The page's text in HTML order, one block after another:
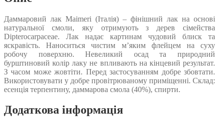
Даммаровий лак Maimeri (Італія) – фінішний лак на основі
натуральної смоли, яку отримують з дерев сімейства
Dipterocarpaceae. Лак надає картинам чудовий блиск та
яскравість. Наноситься чистим м’яким флейцем на суху
робочу поверхню. Невеликий осад та природний
бурштиновий колір лаку не впливають на кінцевий результат.
З часом може жовтіти. Перед застосуванням добре збовтати.
Використовувати у добре провітрюваному приміщенні. Склад:
есенція терпентину, даммарова смола (40%), спирти.
Додаткова інформація